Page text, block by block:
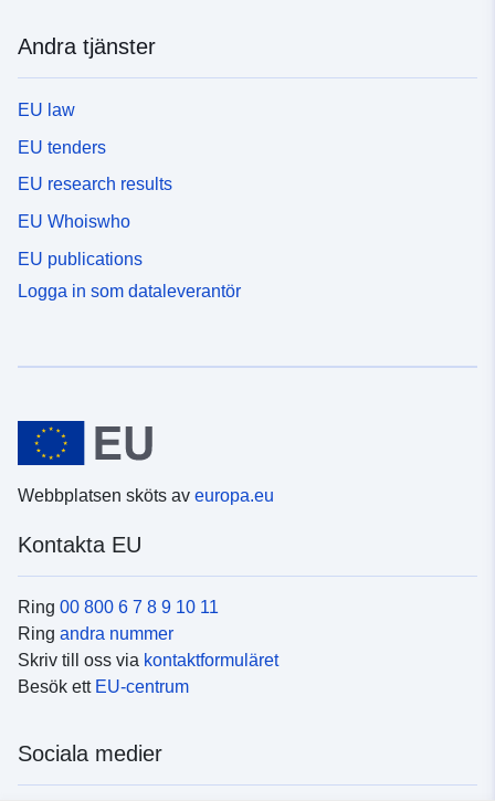
Andra tjänster
EU law
EU tenders
EU research results
EU Whoiswho
EU publications
Logga in som dataleverantör
Webbplatsen sköts av europa.eu
Kontakta EU
Ring 00 800 6 7 8 9 10 11
Ring andra nummer
Skriv till oss via kontaktformuläret
Besök ett EU-centrum
Sociala medier